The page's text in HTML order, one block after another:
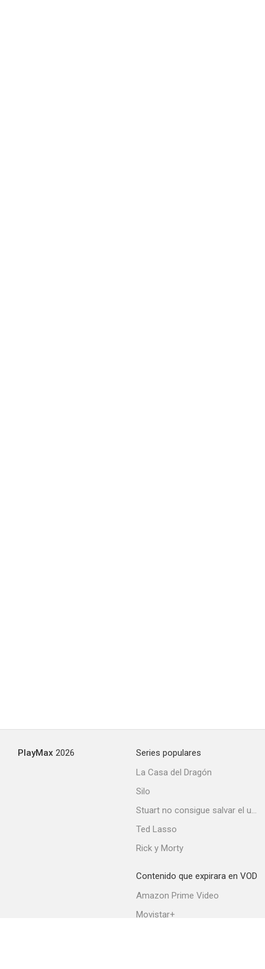
PlayMax 2026
Series populares
La Casa del Dragón
Silo
Stuart no consigue salvar el universo
Ted Lasso
Rick y Morty
Contenido que expirara en VOD
Amazon Prime Video
Movistar+